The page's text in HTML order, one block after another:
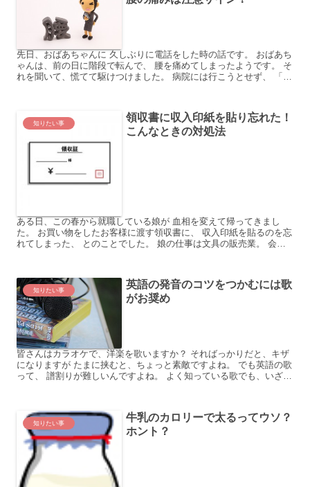
先日、おばあちゃんに 久しぶりに電話をした時の話です。 おばあち
ゃんは、前の日に階段で転んで、 腰を痛めてしまったようです。 そ
れを聞いて、慌てて駆けつけました。 病院には行こうとせず、 「痛
知りたい事
領収書に収入印紙を貼り忘れた！
こんなときの対処法
ある日、この春から就職している娘が 血相を変えて帰ってきまし
た。 お買い物をしたお客様に渡す領収書に、 収入印紙を貼るのを忘
れてしまった、 とのことでした。 娘の仕事は文具の販売業。 会計
知りたい事
英語の発音のコツをつかむには歌
がお奨め
皆さんはカラオケで、洋楽を歌いますか？ そればっかりだと、キザ
になりますが たまに挟むと、ちょっと素敵ですよね。 でも英語の歌
って、 譜割りが難しいんですよね。 よく知っている歌でも、いざ歌
知りたい事
牛乳のカロリーで太るってウソ？
ホント？